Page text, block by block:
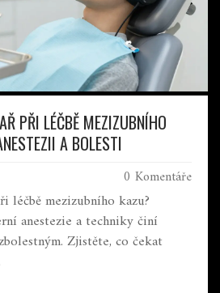
PŘI LÉČBĚ MEZIZUBNÍHO
A BOLESTI
0 Komentáře
léčbě mezizubního kazu?
anestezie a techniky činí
Zjistěte, co čekat